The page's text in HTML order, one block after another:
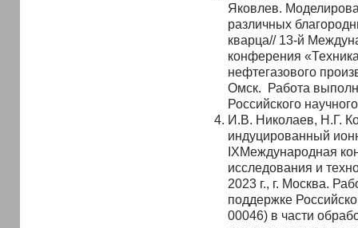
Яковлев.
различных
кварца// 13-й
конферения
нефтегазового
Омск. Работа
Российского
И.В. Николаев, Н.Г.
индуцированный
IXМеждународная
исследования и
2023 г., г. Москва.
поддержке
00046) в части